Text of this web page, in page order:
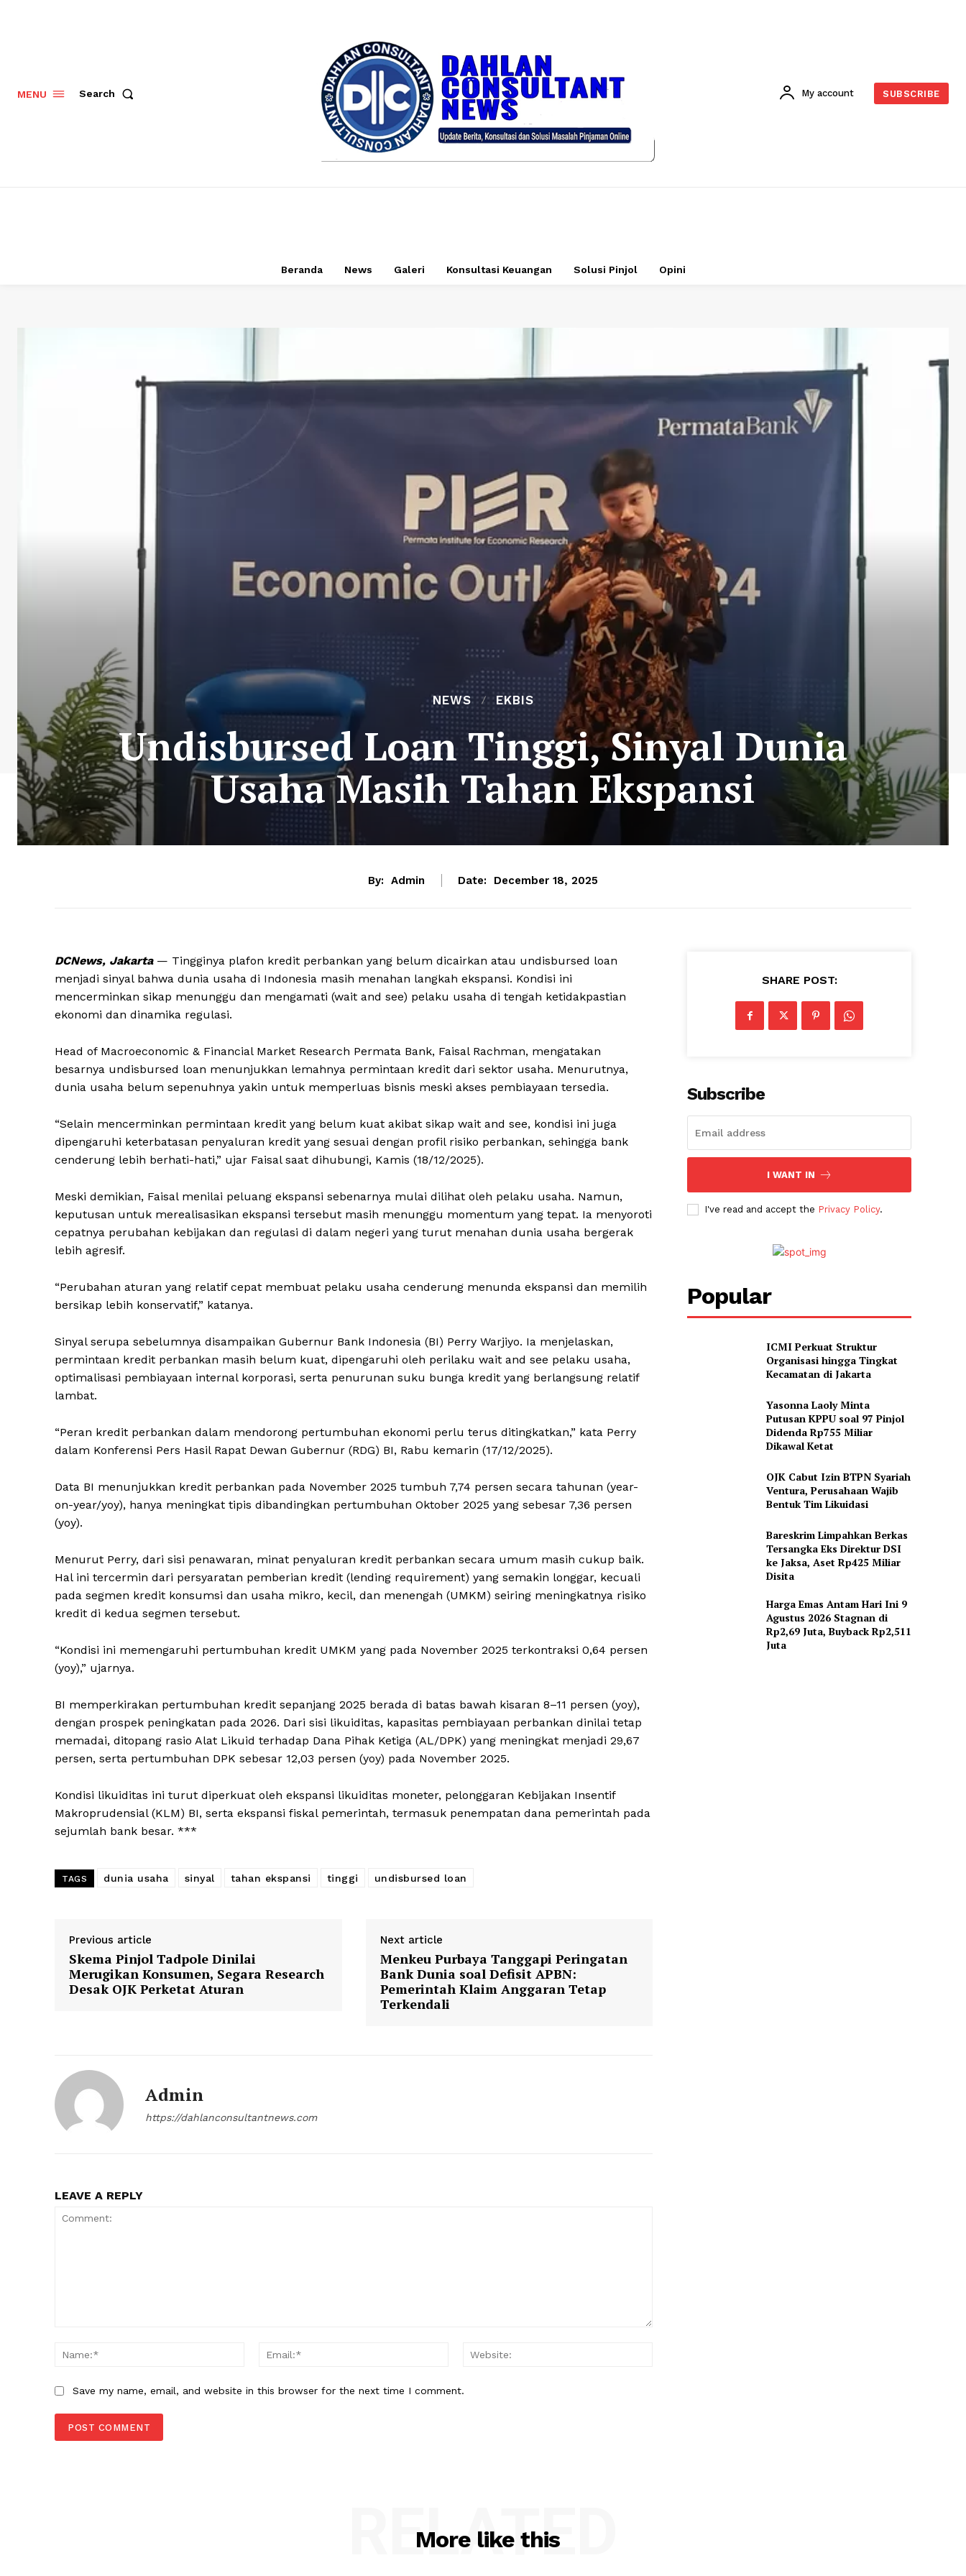
MENU Search My account SUBSCRIBE
Beranda News Galeri Konsultasi Keuangan Solusi Pinjol Opini
NEWS EKBIS
Undisbursed Loan Tinggi, Sinyal Dunia
Usaha Masih Tahan Ekspansi
By: Admin Date: December 18, 2025
DCNews, Jakarta— Tingginya plafon kredit perbankan yang belum dicairkan atau undisbursed loan
menjadi sinyal bahwa dunia usaha di Indonesia masih menahan langkah ekspansi. Kondisi ini
mencerminkan sikap menunggu dan mengamati (wait and see) pelaku usaha di tengah ketidakpastian
ekonomi dan dinamika regulasi.
Head of Macroeconomic & Financial Market Research Permata Bank, Faisal Rachman, mengatakan
besarnya undisbursed loan menunjukkan lemahnya permintaan kredit dari sektor usaha. Menurutnya,
dunia usaha belum sepenuhnya yakin untuk memperluas bisnis meski akses pembiayaan tersedia.
“Selain mencerminkan permintaan kredit yang belum kuat akibat sikap wait and see, kondisi ini juga
dipengaruhi keterbatasan penyaluran kredit yang sesuai dengan profil risiko perbankan, sehingga bank
cenderung lebih berhati-hati,” ujar Faisal saat dihubungi, Kamis (18/12/2025).
Meski demikian, Faisal menilai peluang ekspansi sebenarnya mulai dilihat oleh pelaku usaha. Namun,
keputusan untuk merealisasikan ekspansi tersebut masih menunggu momentum yang tepat. Ia menyoroti
cepatnya perubahan kebijakan dan regulasi di dalam negeri yang turut menahan dunia usaha bergerak
lebih agresif.
“Perubahan aturan yang relatif cepat membuat pelaku usaha cenderung menunda ekspansi dan memilih
bersikap lebih konservatif,” katanya.
Sinyal serupa sebelumnya disampaikan Gubernur Bank Indonesia (BI) Perry Warjiyo. Ia menjelaskan,
permintaan kredit perbankan masih belum kuat, dipengaruhi oleh perilaku wait and see pelaku usaha,
optimalisasi pembiayaan internal korporasi, serta penurunan suku bunga kredit yang berlangsung relatif
lambat.
“Peran kredit perbankan dalam mendorong pertumbuhan ekonomi perlu terus ditingkatkan,” kata Perry
dalam Konferensi Pers Hasil Rapat Dewan Gubernur (RDG) BI, Rabu kemarin (17/12/2025).
Data BI menunjukkan kredit perbankan pada November 2025 tumbuh 7,74 persen secara tahunan (year-
on-year/yoy), hanya meningkat tipis dibandingkan pertumbuhan Oktober 2025 yang sebesar 7,36 persen
(yoy).
Menurut Perry, dari sisi penawaran, minat penyaluran kredit perbankan secara umum masih cukup baik.
Hal ini tercermin dari persyaratan pemberian kredit (lending requirement) yang semakin longgar, kecuali
pada segmen kredit konsumsi dan usaha mikro, kecil, dan menengah (UMKM) seiring meningkatnya risiko
kredit di kedua segmen tersebut.
“Kondisi ini memengaruhi pertumbuhan kredit UMKM yang pada November 2025 terkontraksi 0,64 persen
(yoy),” ujarnya.
BI memperkirakan pertumbuhan kredit sepanjang 2025 berada di batas bawah kisaran 8–11 persen (yoy),
dengan prospek peningkatan pada 2026. Dari sisi likuiditas, kapasitas pembiayaan perbankan dinilai tetap
memadai, ditopang rasio Alat Likuid terhadap Dana Pihak Ketiga (AL/DPK) yang meningkat menjadi 29,67
persen, serta pertumbuhan DPK sebesar 12,03 persen (yoy) pada November 2025.
Kondisi likuiditas ini turut diperkuat oleh ekspansi likuiditas moneter, pelonggaran Kebijakan Insentif
Makroprudensial (KLM) BI, serta ekspansi fiskal pemerintah, termasuk penempatan dana pemerintah pada
sejumlah bank besar. ***
TAGS dunia usaha sinyal tahan ekspansi tinggi undisbursed loan
Previous article
Skema Pinjol Tadpole Dinilai
Merugikan Konsumen, Segara Research
Desak OJK Perketat Aturan
Next article
Menkeu Purbaya Tanggapi Peringatan
Bank Dunia soal Defisit APBN:
Pemerintah Klaim Anggaran Tetap
Terkendali
Admin
https://dahlanconsultantnews.com
LEAVE A REPLY
Name:*
Email:*
Save my name, email, and website in this browser for the next time I comment.
SHARE POST:
Subscribe
I WANT IN
I've read and accept the Privacy Policy.
Popular
ICMI Perkuat Struktur
Organisasi hingga Tingkat
Kecamatan di Jakarta
Yasonna Laoly Minta
Putusan KPPU soal 97 Pinjol
Didenda Rp755 Miliar
Dikawal Ketat
OJK Cabut Izin BTPN Syariah
Ventura, Perusahaan Wajib
Bentuk Tim Likuidasi
Bareskrim Limpahkan Berkas
Tersangka Eks Direktur DSI
ke Jaksa, Aset Rp425 Miliar
Disita
Harga Emas Antam Hari Ini 9
Agustus 2026 Stagnan di
Rp2,69 Juta, Buyback Rp2,511
Juta
More like this
RELATED